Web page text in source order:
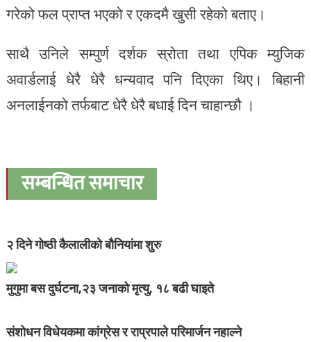
गरेको फल प्राप्त भएको र एकदमै खुसी रहेको बताए।
साथै उनिले सम्पुर्ण दर्शक स्रोता तथा एपिक म्युजिक
अवार्डलाई धेरै धेरै धन्यवाद पनि दिएका थिए। बिहानी
अनलाईनको तर्फबाट धेरै धेरै बधाई दिन चाहान्छौ ।
सम्बन्धित समाचार
२ दिने गोष्ठी कैलालीको बौनियांमा शुरु
मुगुमा बस दुर्घटना,२३ जनाको मृत्यु, १८ बढी घाइते
संशोधन विधेयकमा कांग्रेस र राप्रपाले परिमार्जन नहाल्ने